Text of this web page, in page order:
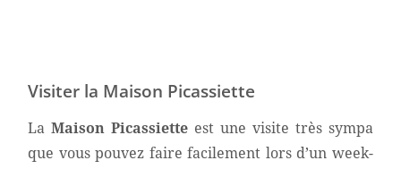
Visiter la Maison Picassiette
LaMaison Picassiette est une visite très sympa
que vous pouvez faire facilement lors d’un week-